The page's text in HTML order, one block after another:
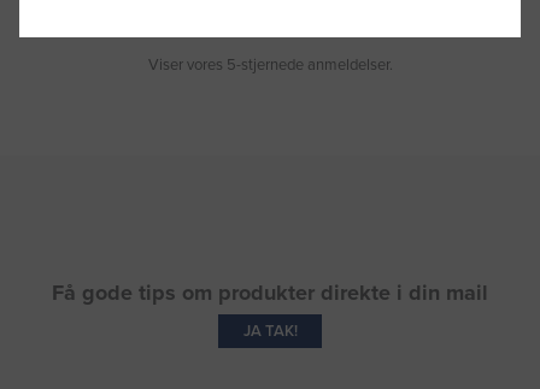
Viser vores 5-stjernede anmeldelser.
Få gode tips om produkter direkte i din mail
JA TAK!